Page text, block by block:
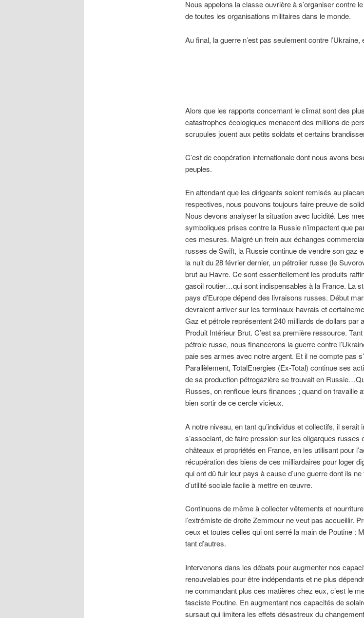
Nous appelons la classe ouvrière à s’organiser contre
de toutes les organisations militaires dans le monde.
Au final, la guerre n’est pas seulement contre
Alors que les rapports concernant le climat sont des
catastrophes écologiques menacent des millions de
scrupules jouent aux petits soldats et certains
C’est de coopération internationale dont nous avons
peuples.
En attendant que les dirigeants soient remisés au
respectives, nous pouvons toujours faire preuve de
Nous devons analyser la situation avec lucidité. Les
symboliques prises contre la Russie n’impactent que
ces mesures. Malgré un frein aux échanges
russes de Swift, la Russie continue de vendre son gaz
la nuit du 28 février dernier, un pétrolier russe (le
brut au Havre. Ce sont essentiellement les produits
gasoil routier…qui sont indispensables à la France. La
pays d’Europe dépend des livraisons russes. Début
devraient arriver sur les terminaux havrais et
Gaz et pétrole représentent 240 milliards de dollars par
Produit Intérieur Brut. C’est sa première ressource.
pétrole russe, nous financerons la guerre contre
paie ses armes avec notre argent. Et il ne compte pas
Parallèlement, TotalEnergies (Ex-Total) continue ses
de sa production pétrogazière se trouvait en
Russes, on renfloue leurs finances ; quand on travaille
bien sortir de ce cercle vicieux.
A notre niveau, en tant qu’individus et collectifs, il
s’associant, de faire pression sur les oligarques russes
châteaux et propriétés en France, en les utilisant pour
récupération des biens de ces milliardaires pour loger
qui ont dû fuir leur pays à cause d’une guerre dont ils
d’utilité sociale facile à mettre en œuvre.
Continuons de même à collecter vêtements et
l’extrémiste de droite Zemmour ne veut pas accueillir.
ceux et toutes celles qui ont serré la main de Poutine :
tant d’autres.
Intervenons dans les débats pour augmenter nos
renouvelables pour être indépendants et ne plus
ne commandant plus ces matières chez eux, c’est le
fasciste Poutine. En augmentant nos capacités de
sursaut qui limitera les effets désastreux du